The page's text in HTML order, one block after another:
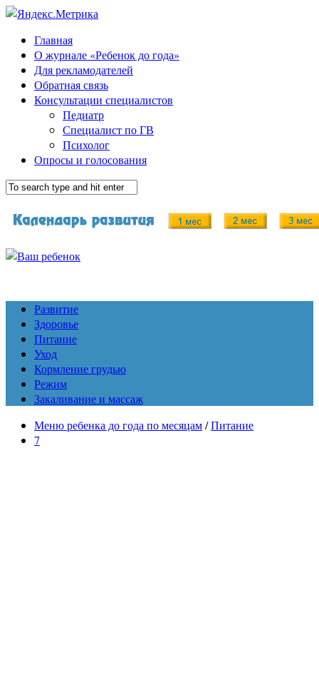
Главная
О журнале «Ребенок до года»
Для рекламодателей
Обратная связь
Консультации специалистов
Педиатр
Специалист по ГВ
Психолог
Опросы и голосования
Развитие
Здоровье
Питание
Уход
Кормление грудью
Режим
Закаливание и массаж
Меню ребенка до года по месяцам/Питание
7